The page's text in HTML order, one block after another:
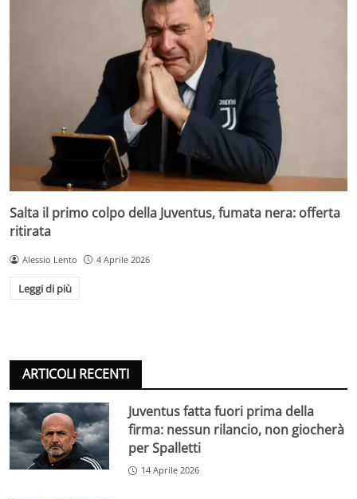
Salta il primo colpo della Juventus, fumata nera: offerta
ritirata
Alessio Lento 4 Aprile 2026
Leggi di più
ARTICOLI RECENTI
Juventus fatta fuori prima della
firma: nessun rilancio, non giocherà
per Spalletti
14 Aprile 2026